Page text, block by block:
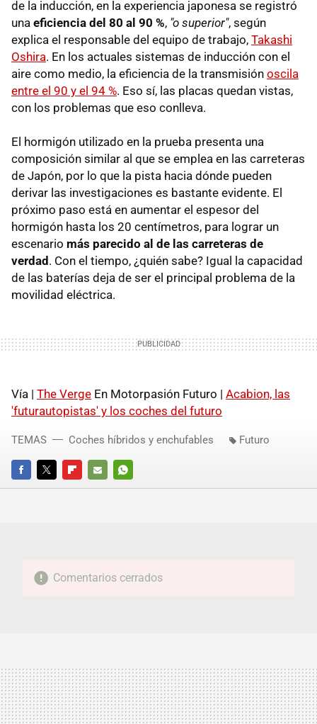
de la inducción, en la experiencia japonesa se registró
una eficiencia del 80 al 90 %, "o superior", según
explica el responsable del equipo de trabajo, Takashi
Oshira. En los actuales sistemas de inducción con el
aire como medio, la eficiencia de la transmisión oscila
entre el 90 y el 94 %. Eso sí, las placas quedan vistas,
con los problemas que eso conlleva.
El hormigón utilizado en la prueba presenta una
composición similar al que se emplea en las carreteras
de Japón, por lo que la pista hacia dónde pueden
derivar las investigaciones es bastante evidente. El
próximo paso está en aumentar el espesor del
hormigón hasta los 20 centímetros, para lograr un
escenario más parecido al de las carreteras de
verdad. Con el tiempo, ¿quién sabe? Igual la capacidad
de las baterías deja de ser el principal problema de la
movilidad eléctrica.
Vía | The Verge En Motorpasión Futuro | Acabion, las
'futurautopistas' y los coches del futuro
FACEBOOKTWITTERFLIPBOARD
E-
WHATSAPP
TEMAS Coches híbridos y enchufables Futuro
Comentarios cerrados